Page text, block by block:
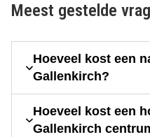
Meest gestelde
Hoeveel kost een
Gallenkirch?
Hoeveel kost een
Gallenkirch